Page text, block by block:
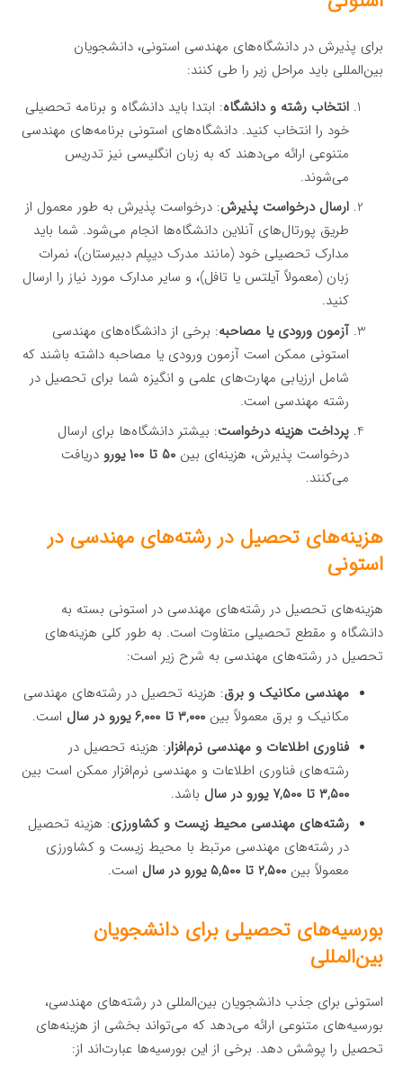
برای پذیرش در دانشگاه‌های مهندسی استونی، دانشجویان
بین‌المللی باید مراحل زیر را طی کنند:
انتخاب رشته و دانشگاه: ابتدا باید دانشگاه و برنامه تحصیلی
خود را انتخاب کنید. دانشگاه‌های استونی برنامه‌های مهندسی
متنوعی ارائه می‌دهند که به زبان انگلیسی نیز تدریس
می‌شوند.
ارسال درخواست پذیرش: درخواست پذیرش به طور معمول از
طریق پورتال‌های آنلاین دانشگاه‌ها انجام می‌شود. شما باید
مدارک تحصیلی خود (مانند مدرک دیپلم دبیرستان)، نمرات
زبان (معمولاً آیلتس یا تافل)، و سایر مدارک مورد نیاز را ارسال
کنید.
آزمون ورودی یا مصاحبه: برخی از دانشگاه‌های مهندسی
استونی ممکن است آزمون ورودی یا مصاحبه داشته باشند که
شامل ارزیابی مهارت‌های علمی و انگیزه شما برای تحصیل در
رشته مهندسی است.
پرداخت هزینه درخواست: بیشتر دانشگاه‌ها برای ارسال
درخواست پذیرش، هزینه‌ای بین ۵۰ تا ۱۰۰ یورو
دریافت
می‌کنند.
هزینه‌های تحصیل در رشته‌های مهندسی در
استونی
هزینه‌های تحصیل در رشته‌های مهندسی در استونی بسته به
دانشگاه و مقطع تحصیلی متفاوت است. به طور کلی هزینه‌های
تحصیل در رشته‌های مهندسی به شرح زیر است:
مهندسی مکانیک و برق: هزینه تحصیل در رشته‌های مهندسی
مکانیک و برق معمولاً بین ۳,۰۰۰ تا ۶,۰۰۰ یورو در سال
است.
فناوری اطلاعات و مهندسی نرم‌افزار: هزینه تحصیل در
رشته‌های فناوری اطلاعات و مهندسی نرم‌افزار ممکن است بین
۳,۵۰۰ تا ۷,۵۰۰ یورو در سال
باشد.
رشته‌های مهندسی محیط زیست و کشاورزی: هزینه تحصیل
در رشته‌های مهندسی مرتبط با محیط زیست و کشاورزی
معمولاً بین ۲,۵۰۰ تا ۵,۵۰۰ یورو در سال است.
بورسیه‌های تحصیلی برای دانشجویان
بین‌المللی
استونی برای جذب دانشجویان بین‌المللی در رشته‌های مهندسی،
بورسیه‌های متنوعی ارائه می‌دهد که می‌تواند بخشی از هزینه‌های
تحصیل را پوشش دهد. برخی از این بورسیه‌ها عبارت‌اند از: